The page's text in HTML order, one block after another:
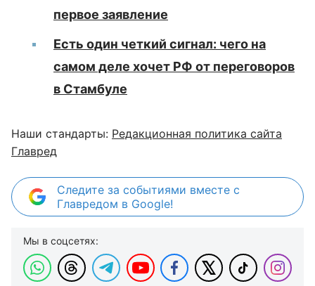
первое заявление
Есть один четкий сигнал: чего на
самом деле хочет РФ от переговоров
в Стамбуле
Наши стандарты: Редакционная политика сайта
Главред
Следите за событиями вместе с
Главредом в Google!
Мы в соцсетях: